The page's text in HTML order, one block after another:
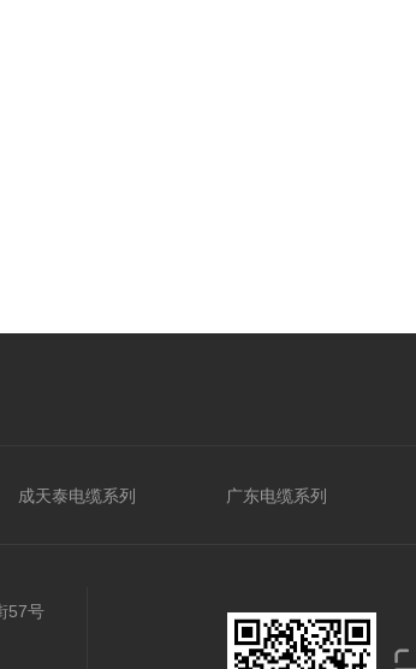
成天泰电缆系列 广东电缆系列
57号